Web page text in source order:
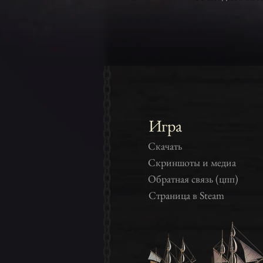
Игры онлайн, игры про
игры
Игра
Скачать
Скриншоты и медиа
Обратная связь (цпп)
Страница в Steam